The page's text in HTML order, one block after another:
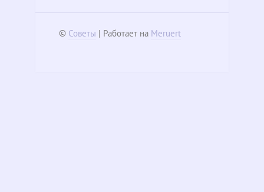
© Советы | Работает на Meruert